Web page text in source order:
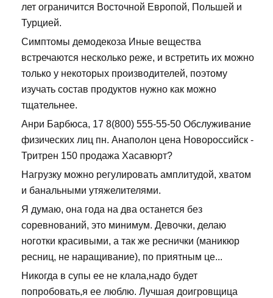
лет ограничится Восточной Европой, Польшей и
Турцией.
Симптомы демодекоза Иные вещества
встречаются несколько реже, и встретить их можно
только у некоторых производителей, поэтому
изучать состав продуктов нужно как можно
тщательнее.
Анри Барбюса, 17 8(800) 555-55-50 Обслуживание
физических лиц пн. Анаполон цена Новороссийск -
Тритрен 150 продажа Хасавюрт?
Нагрузку можно регулировать амплитудой, хватом
и банальными утяжелителями.
Я думаю, она года на два останется без
соревнований, это минимум. Девочки, делаю
ноготки красивыми, а так же реснички (маникюр
ресниц, не наращивание), по приятным це...
Никогда в супы ее не клала,надо будет
попробовать,я ее люблю. Лучшая доигровщица